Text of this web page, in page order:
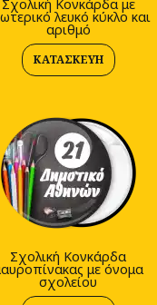
Σχολική Κονκάρδα με
λευκό κύκλο και
αριθμό
ΚΑΤΑΣΚΕΥΉ
Σχολική Κονκάρδα
με όνομα
σχολείου